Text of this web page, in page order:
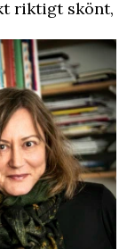
riktigt skönt,